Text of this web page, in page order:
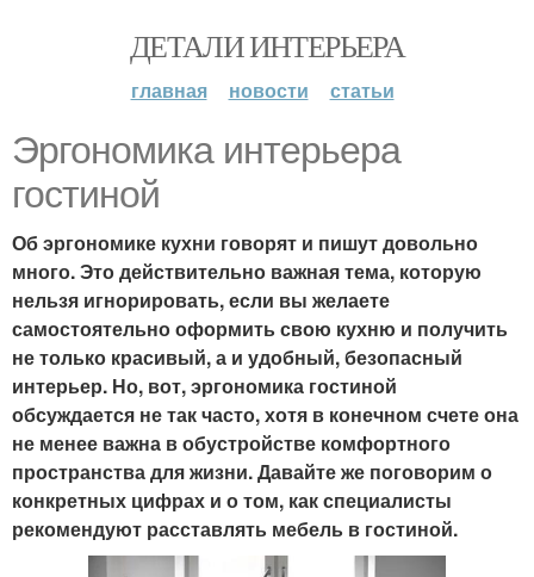
ДЕТАЛИ ИНТЕРЬЕРА
главная новости статьи
Эргономика интерьера
гостиной
Об эргономике кухни говорят и пишут довольно
много. Это действительно важная тема, которую
нельзя игнорировать, если вы желаете
самостоятельно оформить свою кухню и получить
не только красивый, а и удобный, безопасный
интерьер. Но, вот, эргономика гостиной
обсуждается не так часто, хотя в конечном счете она
не менее важна в обустройстве комфортного
пространства для жизни. Давайте же поговорим о
конкретных цифрах и о том, как специалисты
рекомендуют расставлять мебель в гостиной.